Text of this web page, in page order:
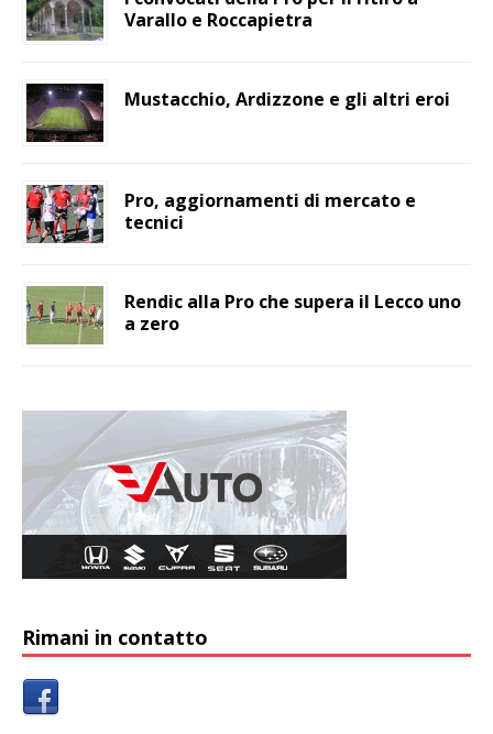
Varallo e Roccapietra
Mustacchio, Ardizzone e gli altri eroi
Pro, aggiornamenti di mercato e
tecnici
Rendic alla Pro che supera il Lecco uno
a zero
Rimani in contatto